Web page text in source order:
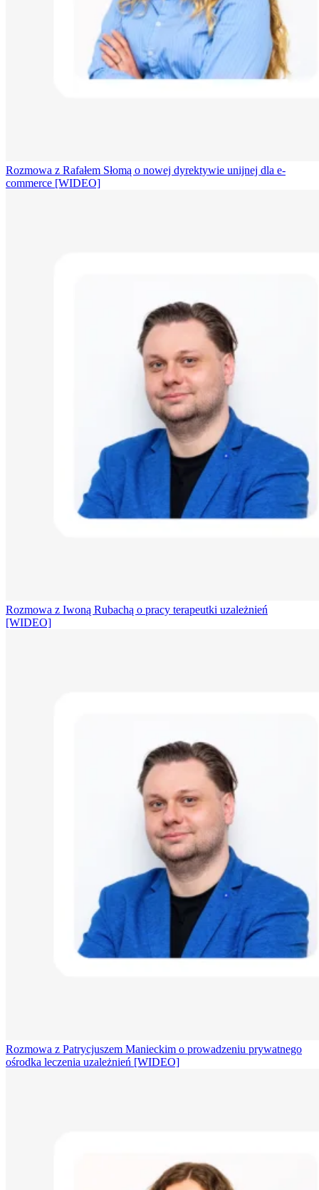
Rozmowa z Rafałem Słomą o nowej dyrektywie unijnej dla e-
commerce [WIDEO]
Rozmowa z Iwoną Rubachą o pracy terapeutki uzależnień
[WIDEO]
Rozmowa z Patrycjuszem Manieckim o prowadzeniu prywatnego
ośrodka leczenia uzależnień [WIDEO]